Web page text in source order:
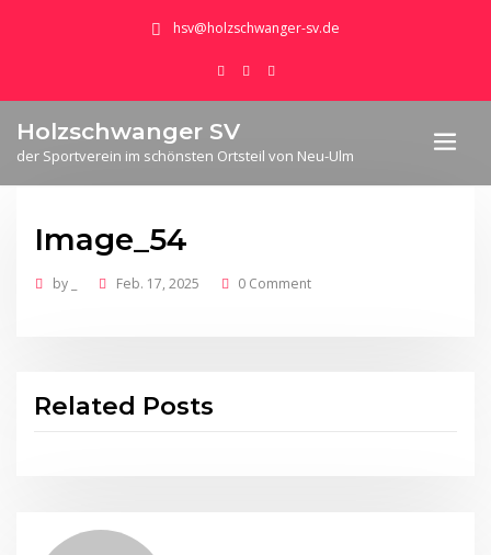
hsv@holzschwanger-sv.de
Holzschwanger SV
der Sportverein im schönsten Ortsteil von Neu-Ulm
Image_54
by Feb. 17, 2025 0 Comment
Related Posts